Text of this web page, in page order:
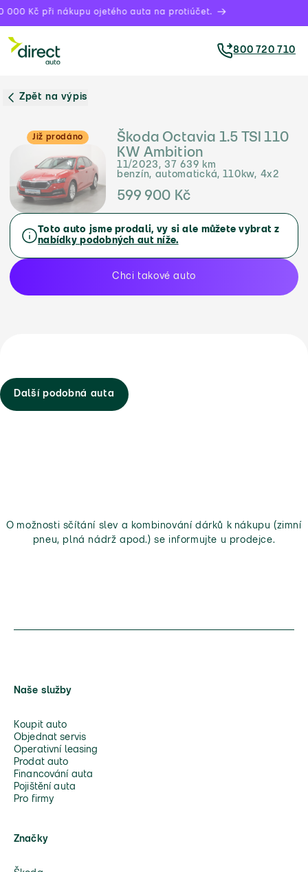
000 Kč při nákupu ojetého auta na protiúčet.
800 720 710
Zpět na výpis
Již prodáno
Škoda Octavia 1.5 TSI 110
KW Ambition
11/2023, 37 639 km
benzín, automatická, 110kw, 4x2
599 900 Kč
Toto auto jsme prodali, vy si ale můžete vybrat z
nabídky podobných aut níže.
Chci takové auto
Další podobná auta
O možnosti sčítání slev a kombinování dárků k nákupu (zimní
pneu, plná nádrž apod.) se informujte u prodejce.
Naše služby
Koupit auto
Objednat servis
Operativní leasing
Prodat auto
Financování auta
Pojištění auta
Pro firmy
Značky